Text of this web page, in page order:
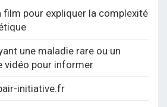
film pour expliquer la complexité
une maladie rare ou un
vidéo pour informer
initiative.fr